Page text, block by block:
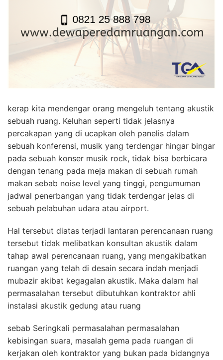
kerap kita mendengar orang mengeluh tentang akustik
sebuah ruang. Keluhan seperti tidak jelasnya
percakapan yang di ucapkan oleh panelis dalam
sebuah konferensi, musik yang terdengar hingar bingar
pada sebuah konser musik rock, tidak bisa berbicara
dengan tenang pada meja makan di sebuah rumah
makan sebab noise level yang tinggi, pengumuman
jadwal penerbangan yang tidak terdengar jelas di
sebuah pelabuhan udara atau airport.
Hal tersebut diatas terjadi lantaran perencanaan ruang
tersebut tidak melibatkan konsultan akustik dalam
tahap awal perencanaan ruang, yang mengakibatkan
ruangan yang telah di desain secara indah menjadi
mubazir akibat kegagalan akustik. Maka dalam hal
permasalahan tersebut dibutuhkan kontraktor ahli
instalasi akustik gedung atau ruang
sebab Seringkali permasalahan permasalahan
kebisingan suara, masalah gema pada ruangan di
kerjakan oleh kontraktor yang bukan pada bidangnya